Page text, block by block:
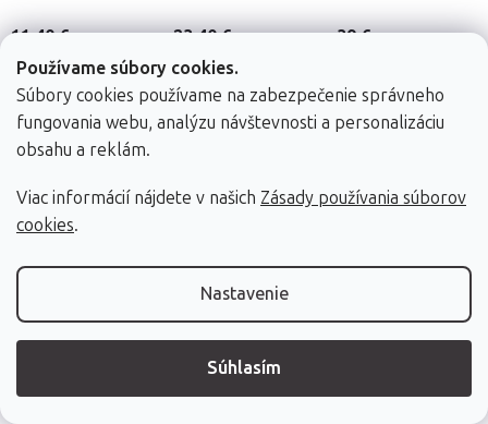
Používame súbory cookies.
Súbory cookies používame na zabezpečenie správneho
fungovania webu, analýzu návštevnosti a personalizáciu
obsahu a reklám.
Viac informácií nájdete v našich Zásady používania súborov
cookies.
Nastavenie
Súhlasím
11,40 €
Skladom (dod. do
24h)
Do košíka
23,40 €
Skladom (dod. do
24h)
DETAIL
39 €
24h)
Do košíka
Valec Fabulo
66 x 15 cm, 4 farby
Podhlavník
Fabulo k
masážnemu
stolu s držiakom
Podhlavník
Fabulo k
stolu